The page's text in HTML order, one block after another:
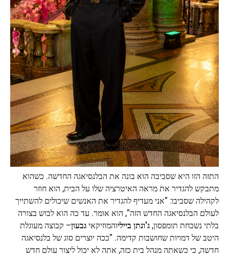
התזה הזו היא שסביבה הוא בונה את הבלנסיאגה החדשה. כשהוא
מתבקש להגדיר את מראה האיטרציה שלו על הבית, הוא חוזר
לקהילה שסביבו: "אני מעדיף להגדיר את האנשים שיכולים להשתייך
לעולם הבלנסיאגה החדש הזה", הוא אומר. עד כה הוא לבוש בצורה
בלתי נשכחת תומפסון, ג'ונתן בייליוהמוזיקאיגבעון– קבוצה מעוגלת
היטב של דמויות שחושבות קדימה. "ככה יוצרים סוג של בלנסיאגה
חדשה, כי כשאתה מנהל בית כזה, אתה לא יכול ליצור עולם חדש